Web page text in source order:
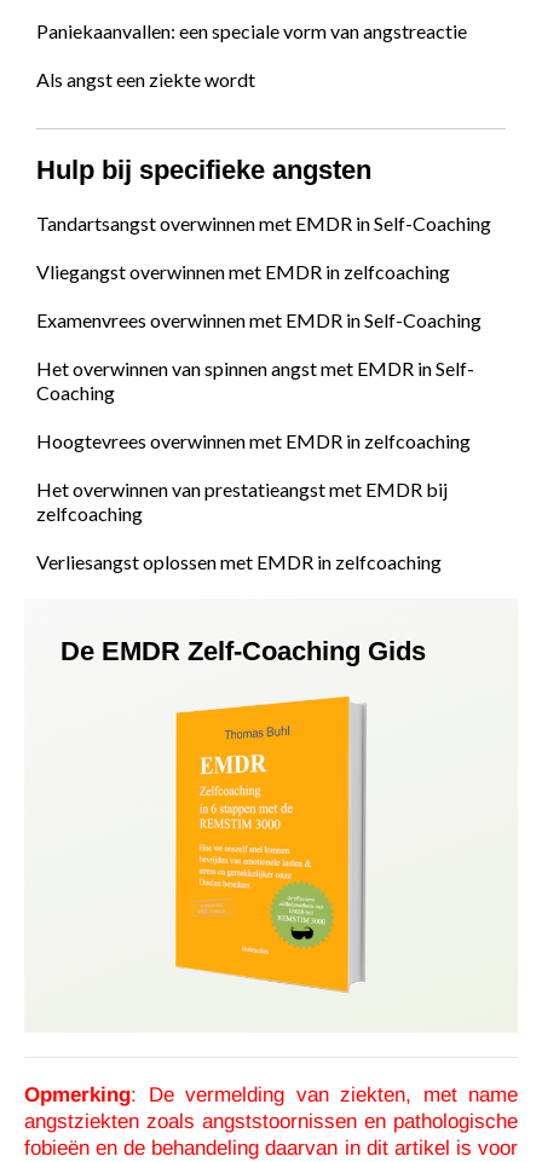
Paniekaanvallen: een speciale vorm van angstreactie
Als angst een ziekte wordt
Hulp bij specifieke angsten
Tandartsangst overwinnen met EMDR in Self-Coaching
Vliegangst overwinnen met EMDR in zelfcoaching
Examenvrees overwinnen met EMDR in Self-Coaching
Het overwinnen van spinnen angst met EMDR in Self-
Coaching
Hoogtevrees overwinnen met EMDR in zelfcoaching
Het overwinnen van prestatieangst met EMDR bij
zelfcoaching
Verliesangst oplossen met EMDR in zelfcoaching
De EMDR Zelf-Coaching Gids
Opmerking: De vermelding van ziekten, met name
angstziekten zoals angststoornissen en pathologische
fobieën en de behandeling daarvan in dit artikel is voor